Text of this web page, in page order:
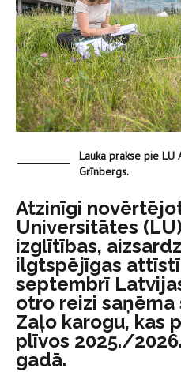
Lauka prakse pie LU
Grīnbergs.
Atzinīgi
Universitātes
izglītības,
ilgtspējīgas
septembrī
otro reizi
Zaļo karogu, kas
plīvos 2025./
gadā.